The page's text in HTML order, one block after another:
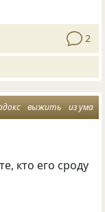
2
выжить из ума
кто его сроду